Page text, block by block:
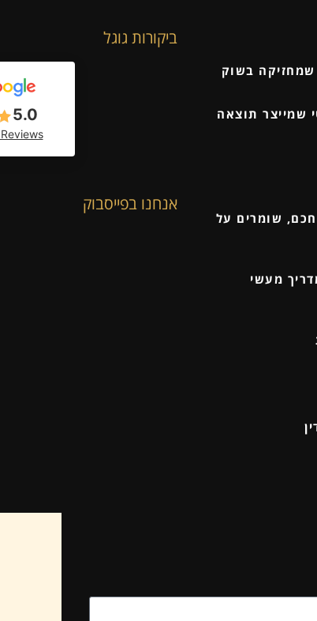
שמחזיקה בשוק
שמייצר תוצאה
חכם, שומרים על
מעשי
ביקורות גוגל
5.0
אנחנו בפייסבוק